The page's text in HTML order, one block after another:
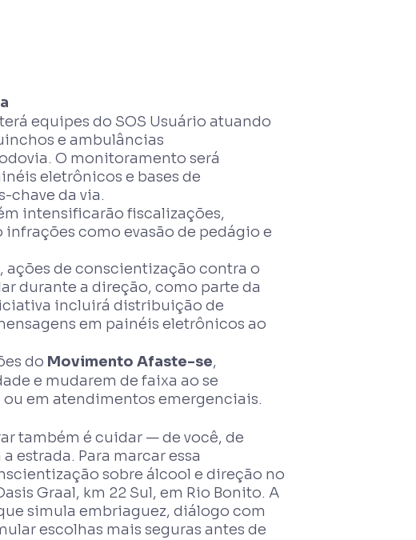
equipes do SOS Usuário atuando
e ambulâncias
O monitoramento será
eletrônicos e bases de
chave da via.
intensificarão fiscalizações,
como evasão de pedágio e
ações de conscientização contra o
durante a direção, como parte da
incluirá distribuição de
em painéis eletrônicos ao
do Movimento Afaste-se,
e mudarem de faixa ao se
em atendimentos emergenciais.
também é cuidar — de você, de
estrada. Para marcar essa
sobre álcool e direção no
Graal, km 22 Sul, em Rio Bonito. A
simula embriaguez, diálogo com
escolhas mais seguras antes de